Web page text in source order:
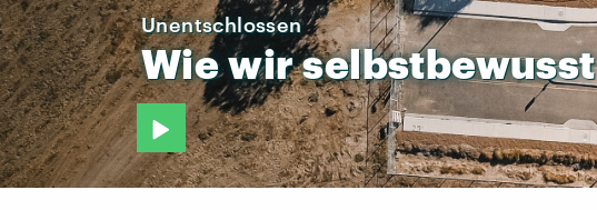
Unentschlossen
Wiewirselbstbewusst